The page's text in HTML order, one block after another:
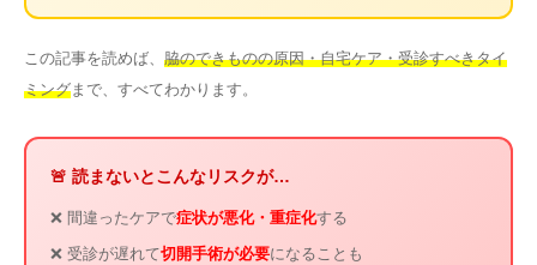
この記事を読めば、 脇のできものの原因・自宅ケア・受診すべきタイ
ミングまで、すべてわかります。
🚨 読まないとこんなリスクが…
❌ 間違ったケアで症状が悪化・重症化する
❌ 受診が遅れて切開手術が必要になることも